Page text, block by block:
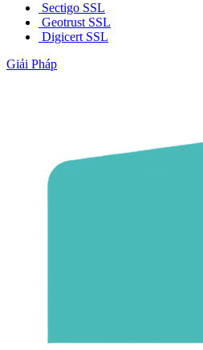
Sectigo SSL
Geotrust SSL
Digicert SSL
Giải Pháp